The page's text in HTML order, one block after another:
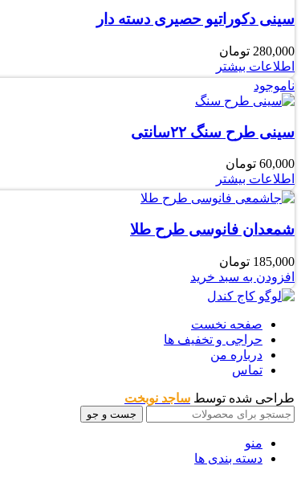
سینی دکوراتیو حصیری دسته دار
280,000 تومان
اطلاعات بیشتر
ناموجود
سینی طرح سنگ ۲۲سانتی
60,000 تومان
اطلاعات بیشتر
شمعدان فانوسی طرح طلا
185,000 تومان
افزودن به سبد خرید
صفحه نخست
حراجی و تخفیف ها
درباره من
تماس
طراحی شده توسط ساجد نوبخت
جست و جو
منو
دسته بندی ها